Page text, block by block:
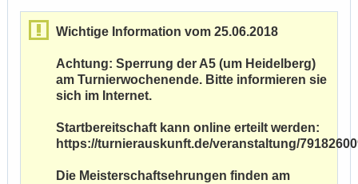
Wichtige Information vom 25.06.2018
Achtung: Sperrung der A5 (um Heidelberg)
am Turnierwochenende. Bitte informieren sie
sich im Internet.
Startbereitschaft kann online erteilt werden:
https://turnierauskunft.de/veranstaltung/
Die Meisterschaftsehrungen finden am